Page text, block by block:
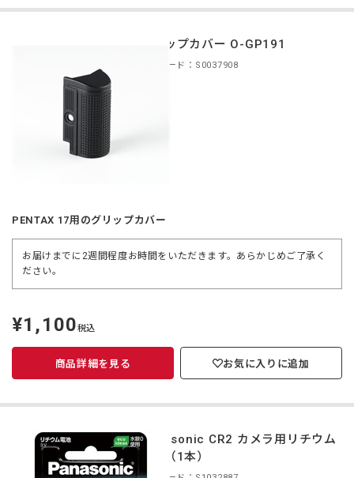
グリップカバー O-GP191
商品コード：S0037908
PENTAX 17用のグリップカバー
お届けまでに2週間程度お時間をいただきます。あらかじめご了承く
ださい。
定
価
¥1,100税込
商品詳細を見る お気に入りに追加
Panasonic CR2 カメラ用リチウム
電池（1本）